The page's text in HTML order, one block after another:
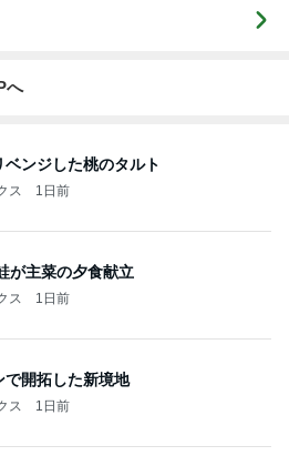
へ
ンジした桃のタルト
ス 1日前
が主菜の夕食献立
ス 1日前
で開拓した新境地
ス 1日前